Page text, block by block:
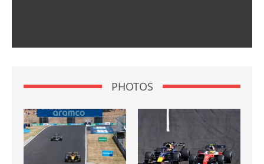
PHOTOS